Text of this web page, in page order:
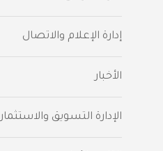
إدارة الإعلام والاتصال
الأخبار
الإدارة التسويق والاستثمار